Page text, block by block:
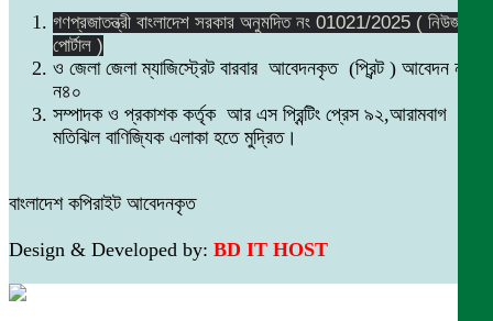
গণপ্রজাতন্ত্রী বাংলাদেশ সরকার অনুমদিত নং 01021/2025 ( নিউজ
পোর্টাল )
ও জেলা জেলা ম্যাজিস্ট্রেট বারবার আবেদনকৃত (প্রিন্ট ) আবেদন নং
ন৪০
সম্পাদক ও প্রকাশক কর্তৃক আর এস প্রিন্টিং প্রেস ৯২,আরামবাগ
মতিঝিল বাণিজ্যিক এলাকা হতে মুদ্রিত।
বাংলাদেশ কপিরাইট আবেদনকৃত
Design & Developed by: BD IT HOST